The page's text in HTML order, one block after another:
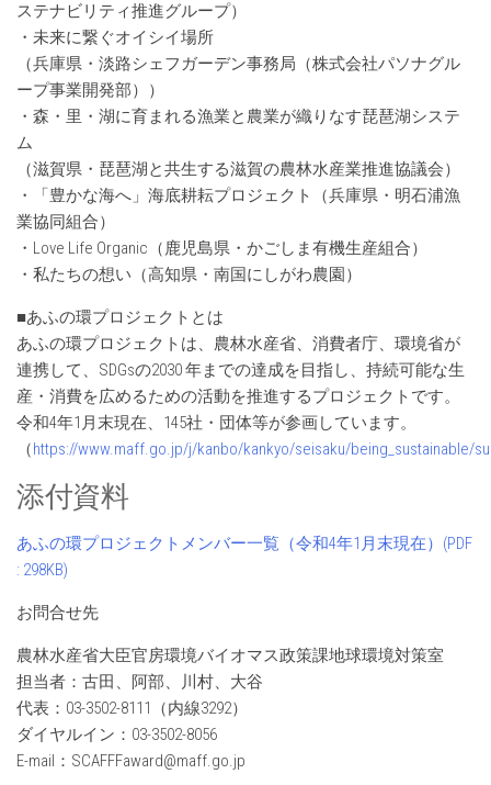
ステナビリティ推進グループ）
・未来に繋ぐオイシイ場所
（兵庫県・淡路シェフガーデン事務局（株式会社パソナグル
ープ事業開発部））
・森・里・湖に育まれる漁業と農業が織りなす琵琶湖システ
ム
（滋賀県・琵琶湖と共生する滋賀の農林水産業推進協議会）
・「豊かな海へ」海底耕耘プロジェクト（兵庫県・明石浦漁
業協同組合）
・Love Life Organic（鹿児島県・かごしま有機生産組合）
・私たちの想い（高知県・南国にしがわ農園）
■あふの環プロジェクトとは
あふの環プロジェクトは、農林水産省、消費者庁、環境省が
連携して、SDGsの2030 年までの達成を目指し、持続可能な生
産・消費を広めるための活動を推進するプロジェクトです。
令和4年1月末現在、145社・団体等が参画しています。
（https://www.maff.go.jp/j/kanbo/kankyo/seisaku/being_sustainable/
添付資料
あふの環プロジェクトメンバー一覧（令和4年1月末現在）(PDF
: 298KB)
お問合せ先
農林水産省大臣官房環境バイオマス政策課地球環境対策室
担当者：古田、阿部、川村、大谷
代表：03-3502-8111（内線3292）
ダイヤルイン：03-3502-8056
E-mail：SCAFFFaward@maff.go.jp